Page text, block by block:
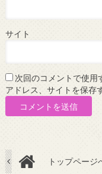
サイト
次回のコメントで使用
アドレス、サイトを保存
トップページ